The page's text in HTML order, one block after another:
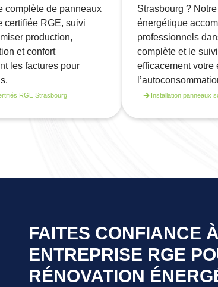
complète de panneaux
certifiée RGE, suivi
production,
et confort
les factures pour
RGE Strasbourg
Strasbourg ?
énergétique
professionnels
complète et le
efficacement votre
Installation panneaux
FAITES CONFIANCE
ENTREPRISE RGE
RÉNOVATION